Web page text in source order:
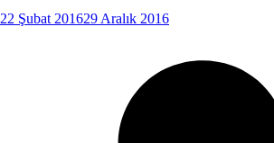
22 Şubat 201629 Aralık 2016